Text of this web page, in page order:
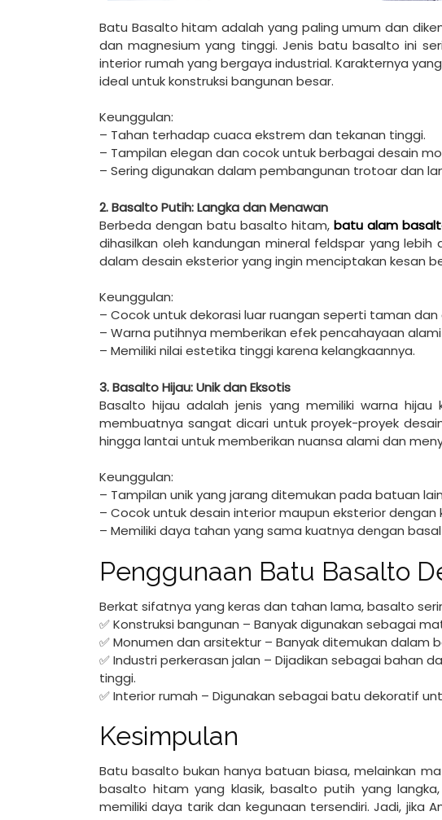
Batu Basalto hitam adalah yang paling umum dan
dan magnesium yang tinggi. Jenis batu basalto ini
interior rumah yang bergaya industrial. Karakternya
ideal untuk konstruksi bangunan besar.
Keunggulan:
– Tahan terhadap cuaca ekstrem dan tekanan tinggi.
– Tampilan elegan dan cocok untuk berbagai desain
– Sering digunakan dalam pembangunan trotoar dan
2. Basalto Putih: Langka dan Menawan
Berbeda dengan batu basalto hitam,batu alam
dihasilkan oleh kandungan mineral feldspar yang
dalam desain eksterior yang ingin menciptakan kesan
Keunggulan:
– Cocok untuk dekorasi luar ruangan seperti taman dan
– Warna putihnya memberikan efek pencahayaan
– Memiliki nilai estetika tinggi karena kelangkaannya.
3. Basalto Hijau: Unik dan Eksotis
Basalto hijau adalah jenis yang memiliki warna
membuatnya sangat dicari untuk proyek-proyek
hingga lantai untuk memberikan nuansa alami dan
Keunggulan:
– Tampilan unik yang jarang ditemukan pada batuan
– Cocok untuk desain interior maupun eksterior dengan
– Memiliki daya tahan yang sama kuatnya dengan
Penggunaan Batu Basalto
Berkat sifatnya yang keras dan tahan lama, basalto
✅ Konstruksi bangunan – Banyak digunakan sebagai
✅ Monumen dan arsitektur – Banyak ditemukan
✅ Industri perkerasan jalan – Dijadikan sebagai bahan
tinggi.
✅ Interior rumah – Digunakan sebagai batu dekoratif
Kesimpulan
Batu basalto bukan hanya batuan biasa, melainkan
basalto hitam yang klasik, basalto putih yang
memiliki daya tarik dan kegunaan tersendiri. Jadi, jika